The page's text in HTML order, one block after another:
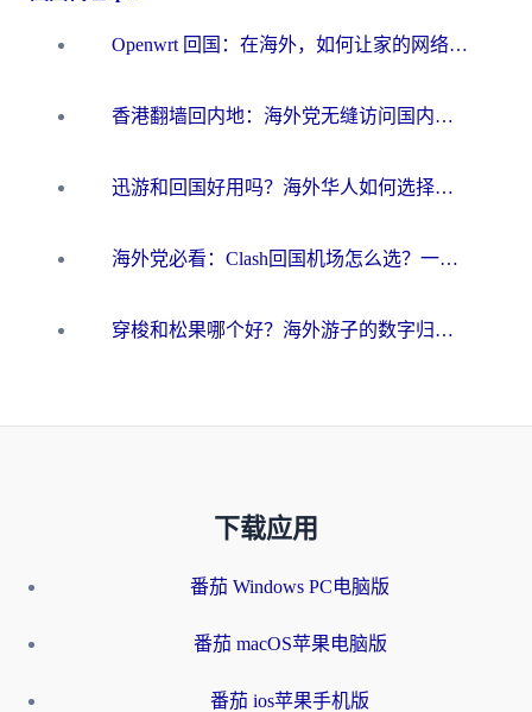
Openwrt 回国：在海外，如何让家的网络触手可及
香港翻墙回内地：海外党无缝访问国内资源的加速器选择全攻略
迅游和回国好用吗？海外华人如何选择靠谱的回国加速器
海外党必看：Clash回国机场怎么选？一篇搞定无缝访问国内资源的全攻略
穿梭和松果哪个好？海外游子的数字归乡路，到底该怎么选
下载应用
番茄 Windows PC电脑版
番茄 macOS苹果电脑版
番茄 ios苹果手机版